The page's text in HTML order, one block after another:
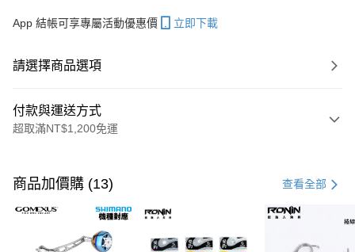
App 結帳可享專屬活動優惠價 立即下載
請選擇商品選項
付款與運送方式
超取滿NT$1,200免運
信用卡一次付款
信用卡分期付款
3 期 0 利率 每期 NT$1,100
商品加價購 (13) 查看全部